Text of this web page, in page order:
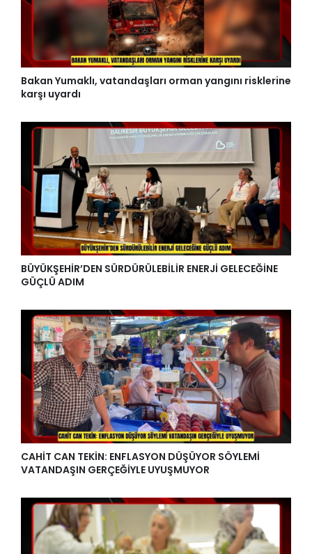
Bakan Yumaklı, vatandaşları orman yangını risklerine
karşı uyardı
BÜYÜKŞEHİR’DEN SÜRDÜRÜLEBİLİR ENERJİ GELECEĞİNE
GÜÇLÜ ADIM
CAHİT CAN TEKİN: ENFLASYON DÜŞÜYOR SÖYLEMİ
VATANDAŞIN GERÇEĞİYLE UYUŞMUYOR